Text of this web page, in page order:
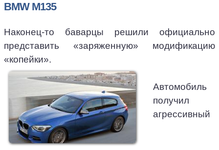
BMW M135
Наконец-то баварцы решили официально
представить «заряженную» модификацию
«копейки».
Автомобиль
получил
агрессивный